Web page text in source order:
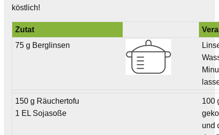
köstlich!
Zutat
75 g Berglinsen
150 g Räuchertofu
1 EL Sojasoße
100
und